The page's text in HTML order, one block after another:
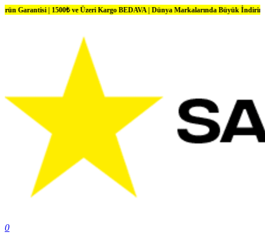
| 1500₺ ve Üzeri Kargo BEDAVA | Dünya Markalarında Büyük İndirimler
0